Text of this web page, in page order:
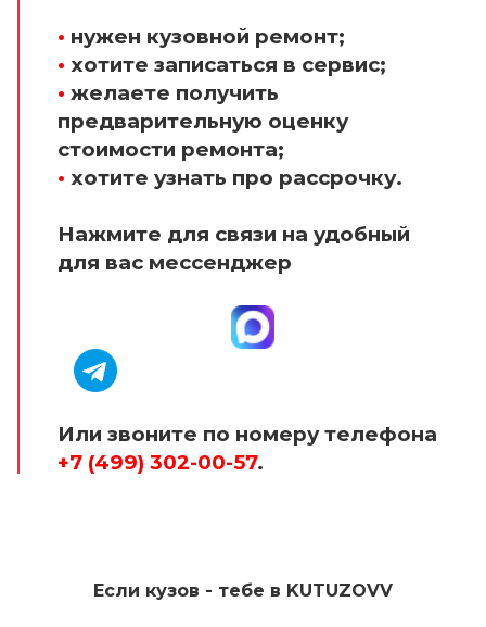
• нужен кузовной ремонт;
• хотите записаться в сервис;
• желаете получить
предварительную оценку
стоимости ремонта;
• хотите узнать про рассрочку.
Нажмите для связи на удобный
для вас мессенджер
Или звоните по номеру телефона
+7 (499) 302-00-57.
Если кузов - тебе в KUTUZOVV